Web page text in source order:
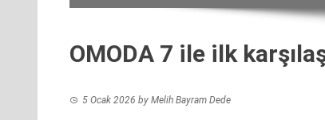
OMODA 7 ile ilk
5 Ocak 2026 by Melih Bayram Dede